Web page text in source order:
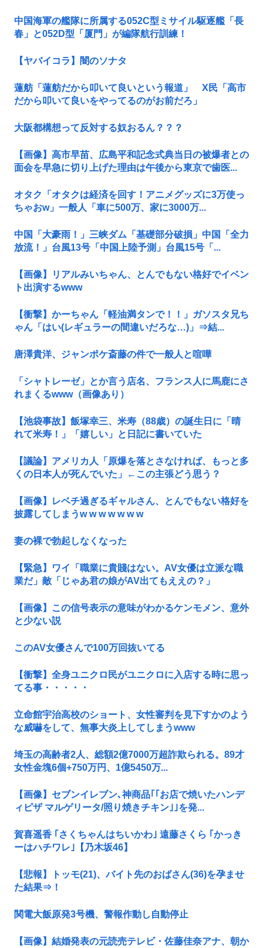
中国海軍の艦隊に所属する052C型ミサイル駆逐艦「長
春」と052D型「厦門」が編隊航行訓練！
【ヤバイコラ】闇のソナタ
蓮舫「蓮舫だから叩いて良いという報道」 X民「高市
だから叩いて良いをやってるのがお前だろ」
大阪都構想って反対する奴おるん？？？
【画像】高市早苗、広島平和記念式典当日の被爆者との
面会を早急に切り上げた理由は午後から東京で歯医...
オタク「オタクは経済を回す！アニメグッズに3万使っ
ちゃおw」一般人「車に500万、家に3000万...
中国「大豪雨！」三峡ダム「基礎部分破損」中国「全力
放流！」台風13号「中国上陸予測」台風15号「...
【画像】リアルみいちゃん、とんでもない格好でイベン
ト出演するwww
【衝撃】かーちゃん「軽油満タンで！！」ガソスタ兄ち
ゃん「はい(レギュラーの間違いだろな…)」⇒結...
唐澤貴洋、ジャンポケ斎藤の件で一般人と喧嘩
「シャトレーゼ」とか言う店名、フランス人に馬鹿にさ
れまくるwww（画像あり）
【池袋事故】飯塚幸三、米寿（88歳）の誕生日に「晴
れて米寿！」「嬉しい」と日記に書いていた
【議論】アメリカ人「原爆を落とさなければ、もっと多
くの日本人が死んでいた」←この主張どう思う？
【画像】レベチ過ぎるギャルさん、とんでもない格好を
披露してしまうw w w w w w w
妻の裸で勃起しなくなった
【緊急】ワイ「職業に貴賤はない。AV女優は立派な職
業だ」敵「じゃあ君の娘がAV出てもええの？」
【画像】この信号表示の意味がわかるケンモメン、意外
と少ない説
このAV女優さんで100万回抜いてる
【衝撃】全身ユニクロ民がユニクロに入店する時に思っ
てる事・・・・・
立命館宇治高校のショート、女性審判を見下すかのよう
な威嚇をして、無事大炎上してしまうwww
埼玉の高齢者2人、総額2億7000万超詐欺られる。89才
女性金塊6個+750万円、1億5450万...
【画像】セブンイレブン､神商品｢｢お店で焼いたハンデ
ィピザ マルゲリータ/照り焼きチキン｣｣を発...
賀喜遥香 ｢さくちゃんはちいかわ｣ 遠藤さくら ｢かっき
ーはハチワレ｣【乃木坂46】
【悲報】トッモ(21)、バイト先のおばさん(36)を孕ませ
た結果⇒！
関電大飯原発3号機、警報作動し自動停止
【画像】結婚発表の元読売テレビ・佐藤佳奈アナ、朝か